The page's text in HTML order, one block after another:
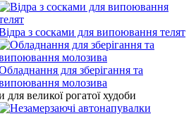
з сосками для випоювання телят
для зберігання та
молозива
для великої рогатої худоби